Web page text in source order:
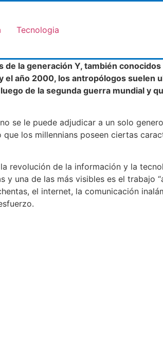
Tecnologia
la generación Y, también
año 2000, los antropólogos suelen
de la segunda guerra mundial y
se le puede adjudicar a un solo
los millennians poseen ciertas
revolución de la información y la
una de las más visibles es el trabajo
el internet, la comunicación